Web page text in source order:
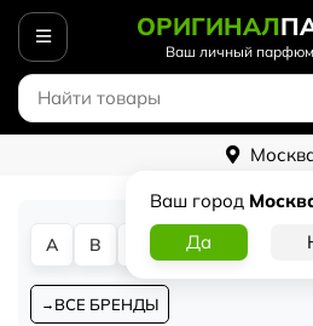
ОРИГИНАЛ
Ваш личный
Ваш город
A B D
ВСЕ БРЕНДЫ